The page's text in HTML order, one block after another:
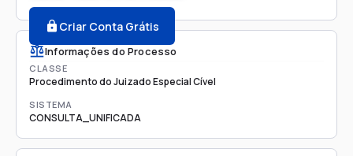
Criar Conta Grátis
Informações do Processo
CLASSE
Procedimento do Juizado Especial Cível
SISTEMA
CONSULTA_UNIFICADA